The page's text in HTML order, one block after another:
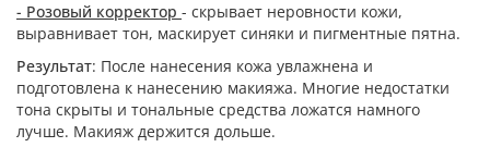
- Розовый корректор - скрывает неровности кожи,
выравнивает тон, маскирует синяки и пигментные пятна.
Результат: После нанесения кожа увлажнена и
подготовлена к нанесению макияжа. Многие недостатки
тона скрыты и тональные средства ложатся намного
лучше. Макияж держится дольше.